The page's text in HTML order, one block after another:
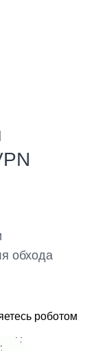
обхода
роботом